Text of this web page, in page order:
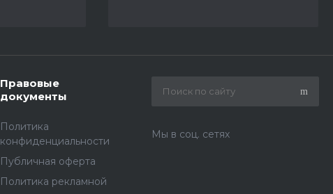
Правовые
документы
Политика
конфиденциальности
Публичная оферта
Политика рекламной
Мы в соц. сетях